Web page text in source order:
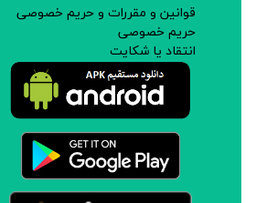
قوانین و مقررات و حریم خصوصی
حریم خصوصی
انتقاد یا شکایت